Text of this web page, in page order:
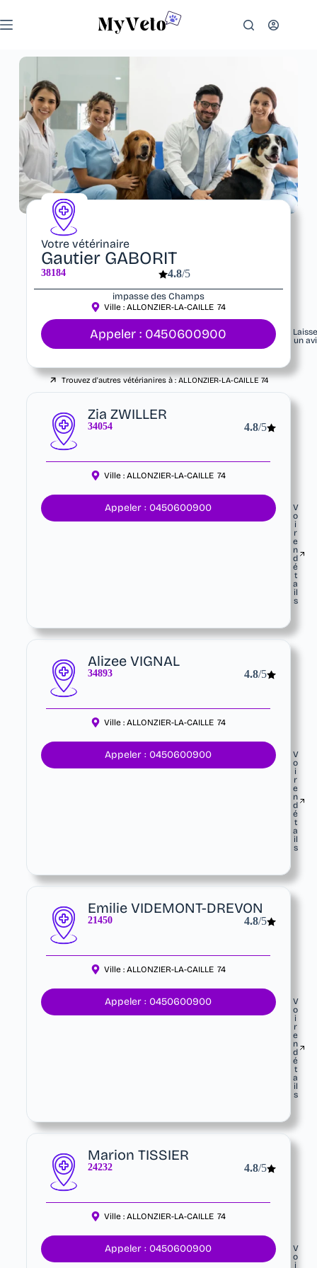
Votre vétérinaire
Gautier GABORIT
38184 4.8/5
impasse des Champs
Ville :ALLONZIER-LA-CAILLE 74
Appeler : 0450600900
un
Trouvez d'autres vétérianires à :ALLONZIER-LA-CAILLE 74
Zia ZWILLER
34054 4.8/5
Ville :ALLONZIER-LA-CAILLE 74
Appeler : 0450600900
V
o
i
r
e
n
d
é
t
a
il
s
Alizee VIGNAL
34893 4.8/5
Ville :ALLONZIER-LA-CAILLE 74
Appeler : 0450600900
V
o
i
r
e
n
d
é
t
a
il
s
Emilie VIDEMONT-DREVON
21450 4.8/5
Ville :ALLONZIER-LA-CAILLE 74
Appeler : 0450600900
V
o
i
r
e
n
d
é
t
a
il
s
Marion TISSIER
24232 4.8/5
Ville :ALLONZIER-LA-CAILLE 74
Appeler : 0450600900
V
o
i